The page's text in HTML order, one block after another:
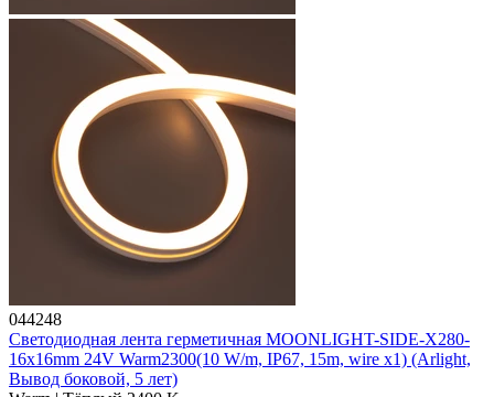
044248
Светодиодная лента герметичная MOONLIGHT-SIDE-X280-
16x16mm 24V Warm2300(10 W/m, IP67, 15m, wire x1) (Arlight,
Вывод боковой, 5 лет)